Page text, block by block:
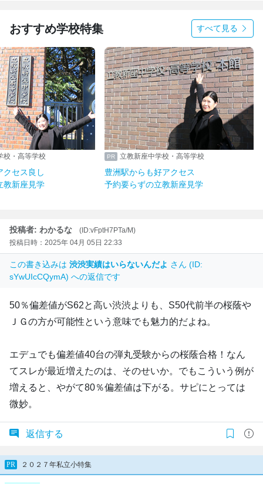
おすすめ学校特集 すべて見る
校・高等学校
クセス良し
教新座見学
立教新座中学校・高等学校
豊洲駅からも好アクセス
予約要らずの立教新座見学
投稿者: わかるな
(ID:vFptH7PTa/M)
投稿日時：2025年 04月 05日 22:33
この書き込みは 渋渋実績はいらないんだよ さん (ID:
sYwUIcCQymA) への返信です
50％偏差値がS62と高い渋渋よりも、S50代前半の桜蔭や
ＪＧの方が可能性という意味でも魅力的だよね。
エデュでも偏差値40台の弾丸受験からの桜蔭合格！なん
てスレが最近増えたのは、そのせいか。でもこういう例が
増えると、やがて80％偏差値は下がる。サピにとっては
微妙。
返信する